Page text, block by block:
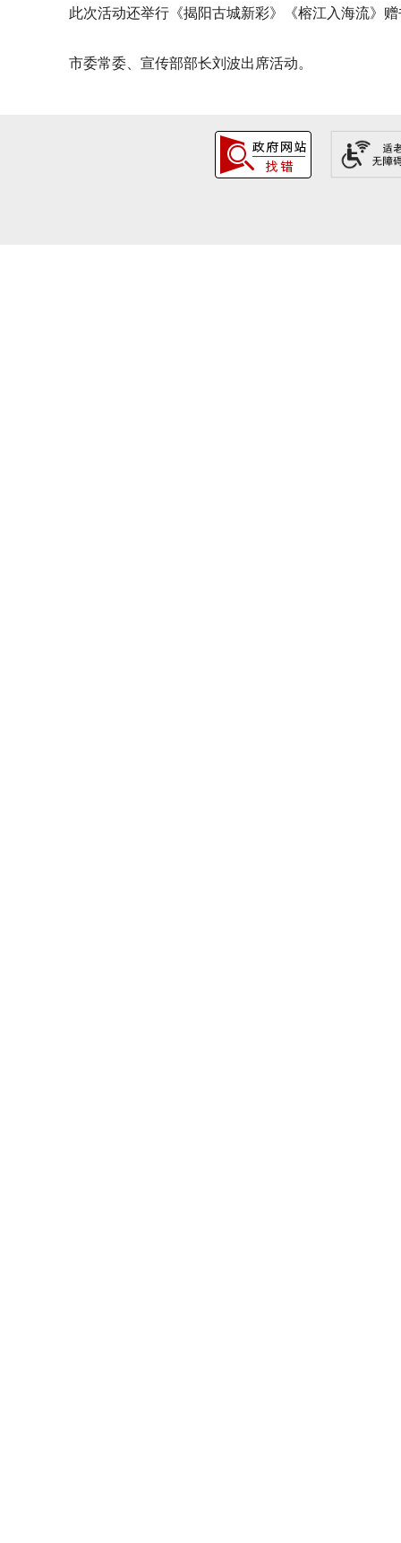
此次活动还举行《揭阳古城新彩》《榕江入海流》赠
市委常委、宣传部部长刘波出席活动。